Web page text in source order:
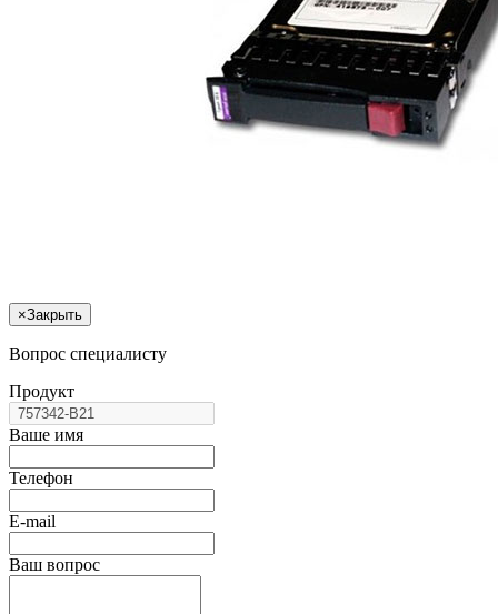
×Закрыть
Вопрос специалисту
Продукт
Ваше имя
Телефон
E-mail
Ваш вопрос